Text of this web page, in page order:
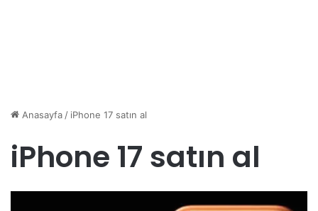
Anasayfa/ iPhone 17 satın al
iPhone 17 satın al